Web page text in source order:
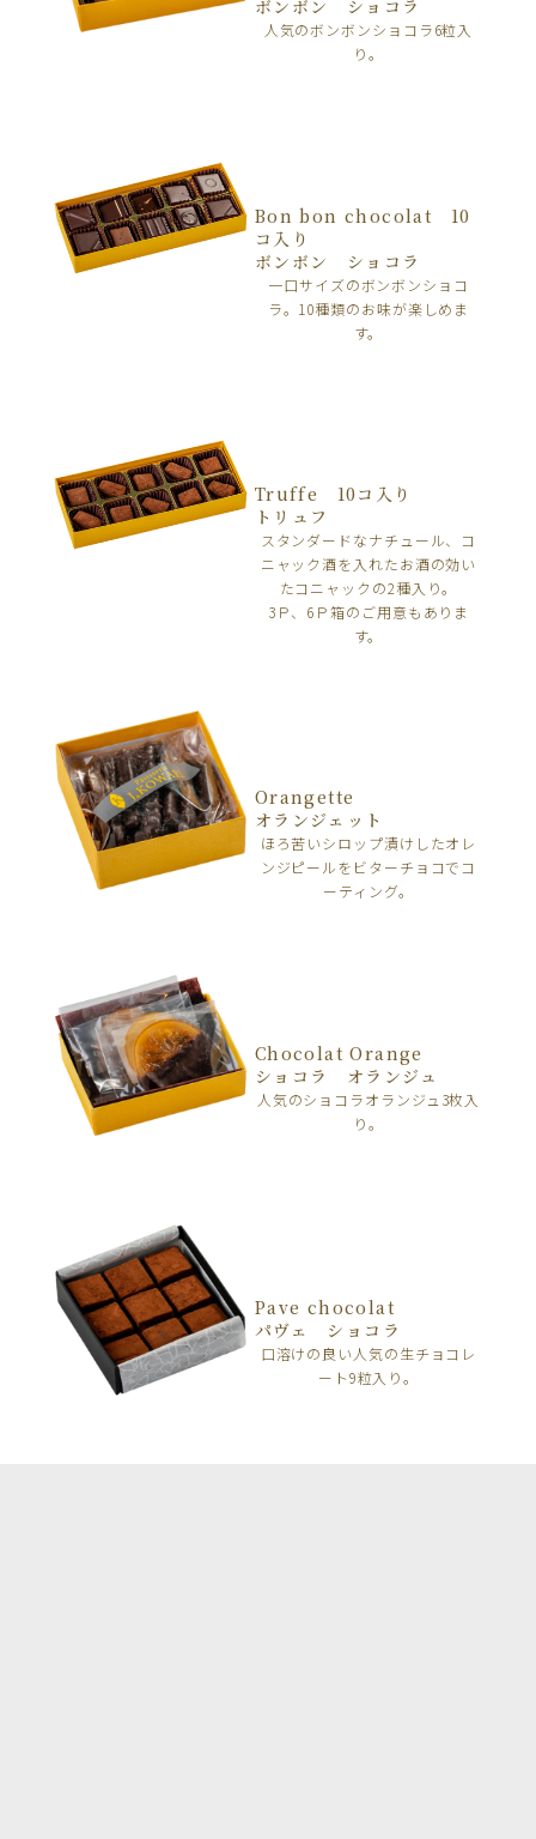
ボンボン ショコラ
人気のボンボンショコラ6粒入
り。
Bon bon chocolat 10
コ入り
ボンボン ショコラ
一口サイズのボンボンショコ
ラ。10種類のお味が楽しめま
す。
Truffe 10コ入り
トリュフ
スタンダードなナチュール、コ
ニャック酒を入れたお酒の効い
たコニャックの2種入り。
3Ｐ、6Ｐ箱のご用意もありま
す。
Orangette
オランジェット
ほろ苦いシロップ漬けしたオレ
ンジピールをビターチョコでコ
ーティング。
Chocolat Orange
ショコラ オランジュ
人気のショコラオランジュ3枚入
り。
Pave chocolat
パヴェ ショコラ
口溶けの良い人気の生チョコレ
ート9粒入り。